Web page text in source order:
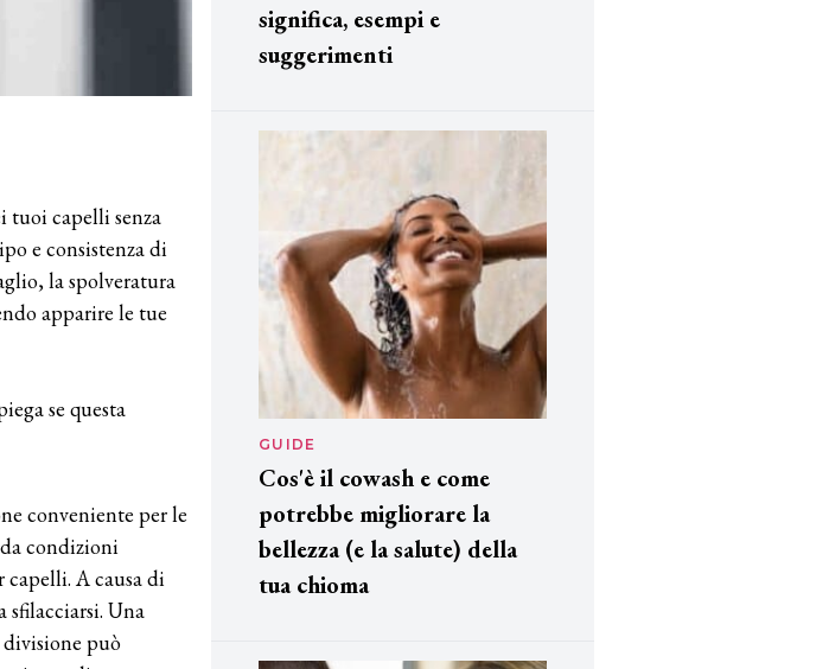
tuoi capelli senza
e consistenza di
la spolveratura
apparire le tue
se questa
conveniente per le
condizioni
A causa di
Una
può
significa, esempi e
suggerimenti
GUIDE
Cos'è il cowash e come
potrebbe migliorare la
bellezza (e la salute) della
tua chioma